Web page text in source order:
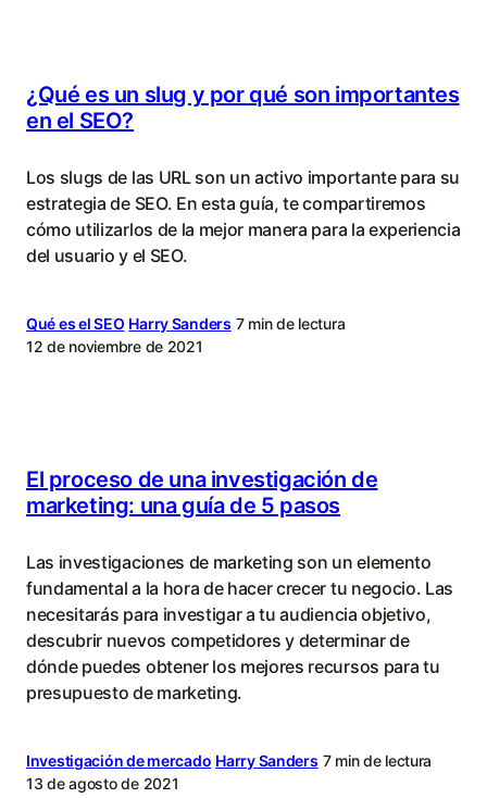
¿Qué es un slug y por qué son importantes
en el SEO?
Los slugs de las URL son un activo importante para su
estrategia de SEO. En esta guía, te compartiremos
cómo utilizarlos de la mejor manera para la experiencia
del usuario y el SEO.
Qué es el SEO Harry Sanders 7 min de lectura
12 de noviembre de 2021
El proceso de una investigación de
marketing: una guía de 5 pasos
Las investigaciones de marketing son un elemento
fundamental a la hora de hacer crecer tu negocio. Las
necesitarás para investigar a tu audiencia objetivo,
descubrir nuevos competidores y determinar de
dónde puedes obtener los mejores recursos para tu
presupuesto de marketing.
Investigación de mercado Harry Sanders 7 min de lectura
13 de agosto de 2021